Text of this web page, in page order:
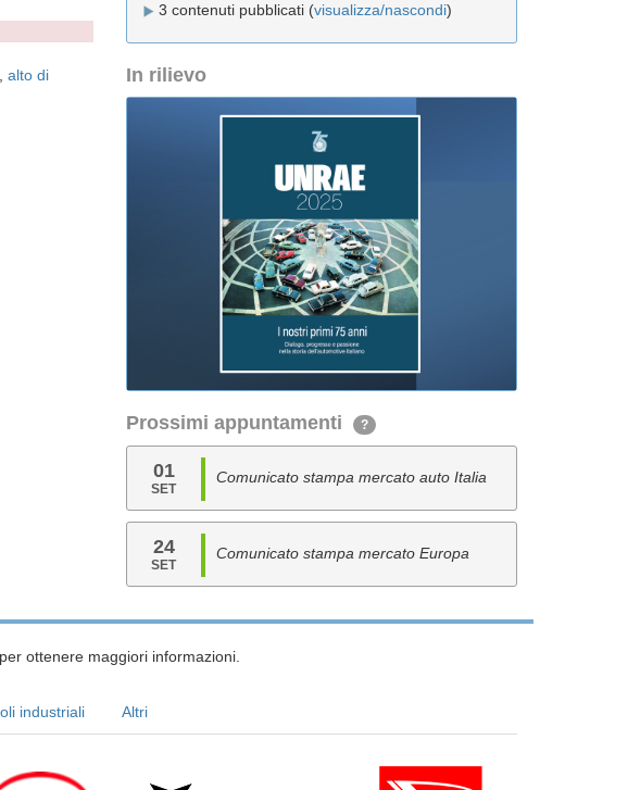
alto di
3 contenuti pubblicati (visualizza/nascondi)
In rilievo
Prossimi appuntamenti ?
01
SET
Comunicato stampa mercato auto Italia
24
SET
Comunicato stampa mercato Europa
ottenere maggiori informazioni.
industriali Altri